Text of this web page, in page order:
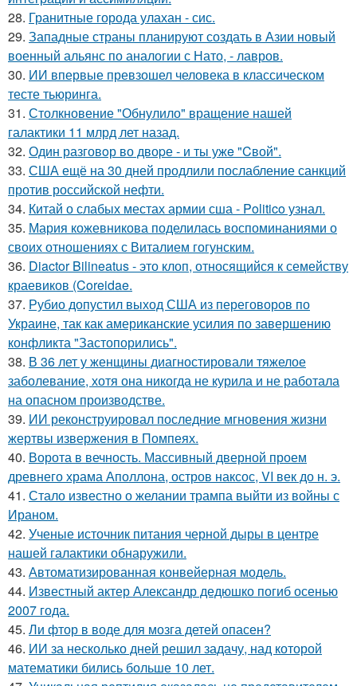
28. Гранитные города улахан - сис.
29. Западные страны планируют создать в Азии новый
военный альянс по аналогии с Нато, - лавров.
30. ИИ впервые превзошел человека в классическом
тесте тьюринга.
31. Столкновение "Обнулило" вращение нашей
галактики 11 млрд лет назад.
32. Один разговoр во двоpе - и ты ужe "Cвой".
33. США ещё на 30 дней продлили послабление санкций
против российской нефти.
34. Китай о слабых местах армии сша - Politico узнал.
35. Мария кожевникова поделилась воспоминаниями о
своих отношениях с Виталием гогунским.
36. Diactor Bilineatus - это клоп, относящийся к семейству
краевиков (Coreidae.
37. Рубио допустил выход США из переговоров по
Украине, так как американские усилия по завершению
конфликта "Застопорились".
38. В 36 лет у женщины диагностировали тяжелое
заболевание, хотя она никогда не курила и не работала
на опасном производстве.
39. ИИ реконструировал последние мгновения жизни
жертвы извержения в Помпеях.
40. Ворота в вечность. Массивный дверной проем
древнего храма Аполлона, остров наксос, VI век до н. э.
41. Стало известно о желании трампа выйти из войны с
Ираном.
42. Ученые источник питания черной дыры в центре
нашей галактики обнаружили.
43. Автоматизированная конвейерная модель.
44. Известный актер Александр дедюшко погиб осенью
2007 года.
45. Ли фтор в воде для мозга детей опасен?
46. ИИ за несколько дней решил задачу, над которой
математики бились больше 10 лет.